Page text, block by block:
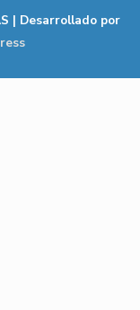
| Desarrollado por